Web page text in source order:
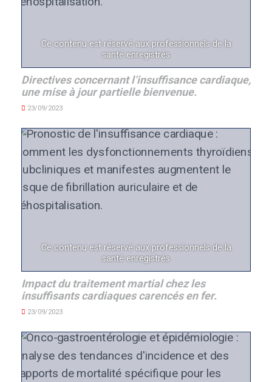
Ce contenu est réservé aux professionnels de la
santé enregistrés
Directives concernant l’insuffisance cardiaque,
une mise à jour partielle bienvenue.
23/09/2023
Ce contenu est réservé aux professionnels de la
santé enregistrés
Impact du traitement martial chez les
insuffisants cardiaques carencés en fer.
23/09/2023